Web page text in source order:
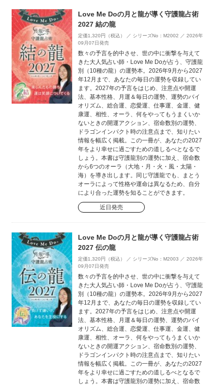
Love Me Doの月と龍が導く守護龍占術
2027 結の龍
定価1,320円（税込） ／ シリーズNo：M2002 ／ 2026年
09月07日発売
数々の予言を的中させ、世の中に衝撃を与えて
きた大人気占い師・Love Me Doが占う、守護龍
別（10種の龍）の運勢本。2026年9月から2027
年12月まで、あなたの毎日の運勢を収録してい
ます。2027年の予言をはじめ、注意点や開運
法、基本性格、月運＆毎日の運勢、運勢のバイ
オリズム、総合運、恋愛運、仕事運、金運、健
康運、相性、オーラ、何をやってもうまくいか
ないときの開運アクション、宿命数別の運勢、
ドラゴンインパクト時の注意点まで、知りたい
情報を幅広く掲載。この一冊が、あなたの2027
年をより幸せに過ごすための道しるべとなるで
しょう。本書は守護龍別の運勢に加え、宿命数
から6つのオーラ（大地・月・火・風・太陽・
海）を導き出します。同じ守護龍でも、まとう
オーラによって性格や運命は異なるため、自分
により合った運勢を知ることができます。
近日発売
Love Me Doの月と龍が導く守護龍占術
2027 伝の龍
定価1,320円（税込） ／ シリーズNo：M2003 ／ 2026年
09月07日発売
数々の予言を的中させ、世の中に衝撃を与えて
きた大人気占い師・Love Me Doが占う、守護龍
別（10種の龍）の運勢本。2026年9月から2027
年12月まで、あなたの毎日の運勢を収録してい
ます。2027年の予言をはじめ、注意点や開運
法、基本性格、月運＆毎日の運勢、運勢のバイ
オリズム、総合運、恋愛運、仕事運、金運、健
康運、相性、オーラ、何をやってもうまくいか
ないときの開運アクション、宿命数別の運勢、
ドラゴンインパクト時の注意点まで、知りたい
情報を幅広く掲載。この一冊が、あなたの2027
年をより幸せに過ごすための道しるべとなるで
しょう。本書は守護龍別の運勢に加え、宿命数